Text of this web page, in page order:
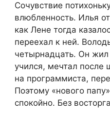
Сочувствие
влюбленность. Илья
как Лене тогда
переехал к ней.
четырнадцать. Он
учился, мечтал после
на программиста,
Поэтому «нового
спокойно. Без